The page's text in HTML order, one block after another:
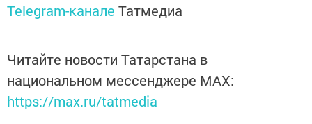
Telegram-канале Татмедиа
Читайте новости Татарстана в
национальном мессенджере MАХ:
https://max.ru/tatmedia